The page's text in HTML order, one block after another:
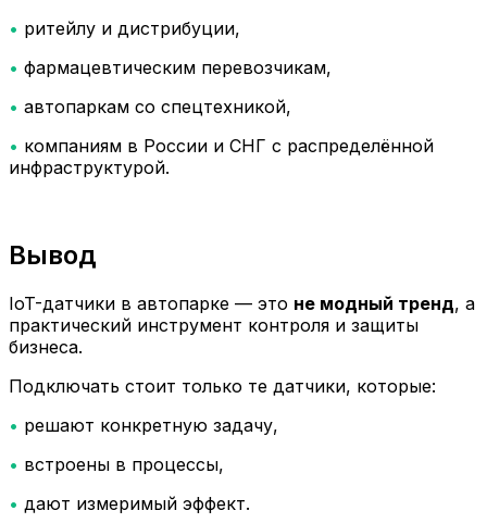
• ритейлу и дистрибуции,
• фармацевтическим перевозчикам,
• автопаркам со спецтехникой,
• компаниям в России и СНГ с распределённой
инфраструктурой.
Вывод
IoT-датчики в автопарке — это не модный тренд, а
практический инструмент контроля и защиты
бизнеса.
Подключать стоит только те датчики, которые:
• решают конкретную задачу,
• встроены в процессы,
• дают измеримый эффект.